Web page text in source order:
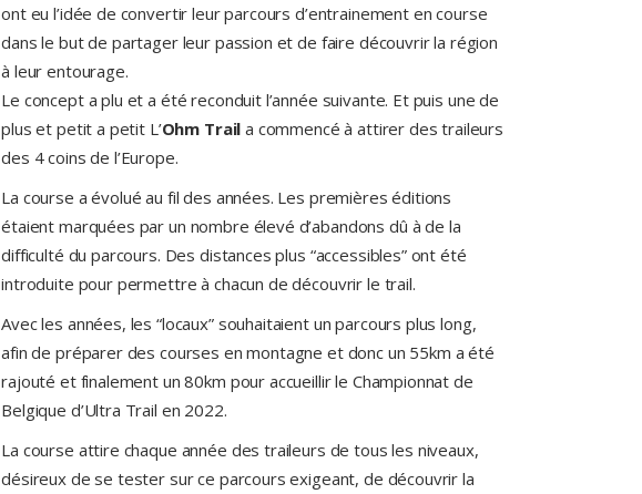
ont eu l’idée de convertir leur parcours d’entrainement en course
dans le but de partager leur passion et de faire découvrir la région
à leur entourage.
Le concept a plu et a été reconduit l’année suivante. Et puis une de
plus et petit a petit L’Ohm Trail a commencé à attirer des traileurs
des 4 coins de l’Europe.
La course a évolué au fil des années. Les premières éditions
étaient marquées par un nombre élevé d’abandons dû à de la
difficulté du parcours. Des distances plus “accessibles” ont été
introduite pour permettre à chacun de découvrir le trail.
Avec les années, les “locaux” souhaitaient un parcours plus long,
afin de préparer des courses en montagne et donc un 55km a été
rajouté et finalement un 80km pour accueillir le Championnat de
Belgique d’Ultra Trail en 2022.
La course attire chaque année des traileurs de tous les niveaux,
désireux de se tester sur ce parcours exigeant, de découvrir la